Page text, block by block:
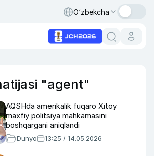
O‘zbekcha
"agent"
AQSHda amerikalik fuqaro Xitoy
maxfiy politsiya mahkamasini
boshqargani aniqlandi
Dunyo 13:25 / 14.05.2026